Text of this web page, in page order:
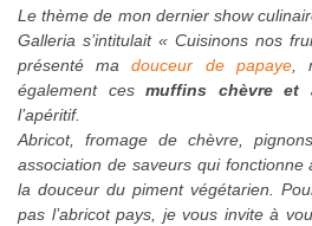
Le thème de mon dernier show
Galleria s’intitulait « Cuisinons nos
présenté madouceur de papaye,
également cesmuffins chèvre et
l’apéritif.
Abricot, fromage de chèvre,
association de saveurs qui
la douceur du piment végétarien.
pas l’abricot pays, je vous invite à